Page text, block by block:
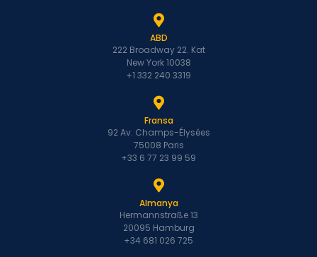
ABD
222 Broadway 22. Kat
New York 10038
+1 332 240 3319
Fransa
92 Av. Champs-Élysées
75008 Paris
+33 6 77 23 99 59
Almanya
Hermannstraße 13
20095 Hamburg
+34 681 026 725